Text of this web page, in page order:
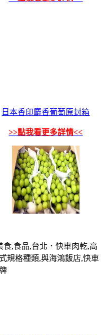
日本香印麝香葡萄原封箱
>>點我看更多詳情<<
,食品,台北．快車肉乾,高
規格種類,與海鴻飯店,快車